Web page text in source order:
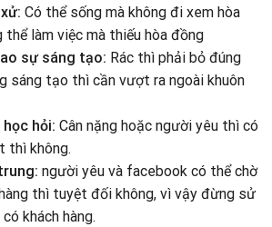
Có thể sống mà không đi xem hòa
thể làm việc mà thiếu hòa đồng
sự sáng tạo: Rác thì phải bỏ đúng
sáng tạo thì cần vượt ra ngoài khuôn
hỏi: Cân nặng hoặc người yêu thì có
thì không.
người yêu và facebook có thể chờ
thì tuyệt đối không, vì vậy đừng sử
khách hàng.